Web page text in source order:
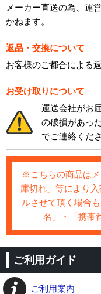
メーカー直送の為、運
かねます。
返品・交換について
お客様のご都合による
お受け取りについて
運送会社がお
の破損があっ
でご連絡くださ
※こちらの商品は
庫切れ」等により
ルさせて頂く場合
名」・「携帯
ご利用ガイド
ご利用案内